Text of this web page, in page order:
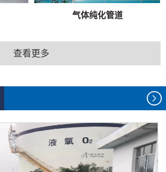
气体纯化管道
查看更多